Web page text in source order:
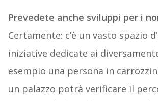
Prevedete anche sviluppi per i
Certamente: c’è un vasto spazio
iniziative dedicate ai
esempio una persona in
un palazzo potrà verificare il